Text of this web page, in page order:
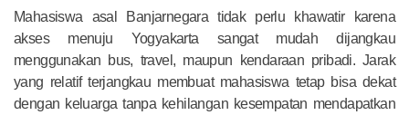
Mahasiswa asal Banjarnegara tidak perlu khawatir karena
akses menuju Yogyakarta sangat mudah dijangkau
menggunakan bus, travel, maupun kendaraan pribadi. Jarak
yang relatif terjangkau membuat mahasiswa tetap bisa dekat
dengan keluarga tanpa kehilangan kesempatan mendapatkan